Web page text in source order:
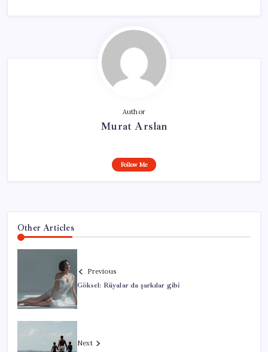
Author
Murat Arslan
Follow Me
Other Articles
Previous
Göksel: Rüyalar da şarkılar gibi
Next